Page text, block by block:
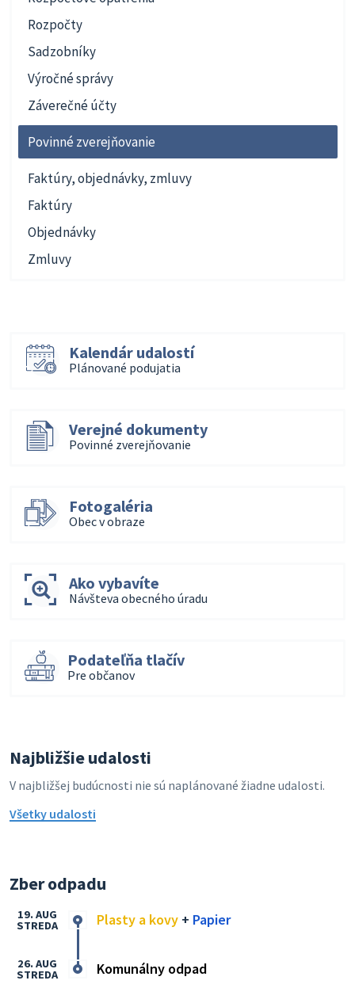
Rozpočty
Sadzobníky
Výročné správy
Záverečné účty
Povinné zverejňovanie
Faktúry, objednávky, zmluvy
Faktúry
Objednávky
Zmluvy
Kalendár udalostí
Plánované podujatia
Verejné dokumenty
Povinné zverejňovanie
Fotogaléria
Obec v obraze
Ako vybavíte
Návšteva obecného úradu
Podateľňa tlačív
Pre občanov
Najbližšie udalosti
V najbližšej budúcnosti nie sú naplánované žiadne udalosti.
Všetky udalosti
Zber odpadu
Plasty a kovy + Papier
19. AUG
STREDA
Komunálny odpad
26. AUG
STREDA